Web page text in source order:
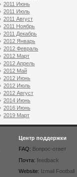
2011 Июнь
2011 Июль
2011 Август
2011 Ноябрь
2011 Декабрь
2012 Январь
2012 Февраль
2012 Март
2012 Апрель
2012 Май
2012 Июнь
2012 Июль
2012 Август
2014 Июнь
2016 Июнь
2019 Март
Центр поддержки
FAQ: Вопрос-ответ
Почта: feedback
Website:
Izmail Football